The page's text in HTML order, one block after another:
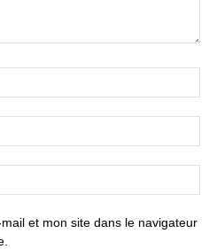
et mon site dans le navigateur